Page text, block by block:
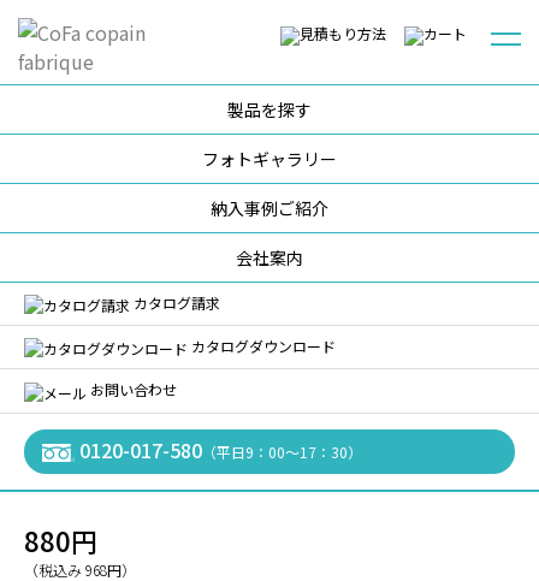
製品を探す
フォトギャラリー
納入事例ご紹介
会社案内
カタログ請求
カタログダウンロード
お問い合わせ
0120-017-580（平日9：00〜17：30）
食器・配膳用品
DECORRE フルーツ皿［乳児用 3.5寸］
#DECORRE（デコ） #DECORREシリーズ
DECORRE フルーツ皿［乳児用
3.5寸］
DEC-102
880円
（税込み 968円）